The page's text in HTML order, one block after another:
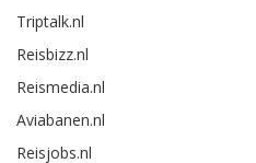
Triptalk.nl
Reisbizz.nl
Reismedia.nl
Aviabanen.nl
Reisjobs.nl